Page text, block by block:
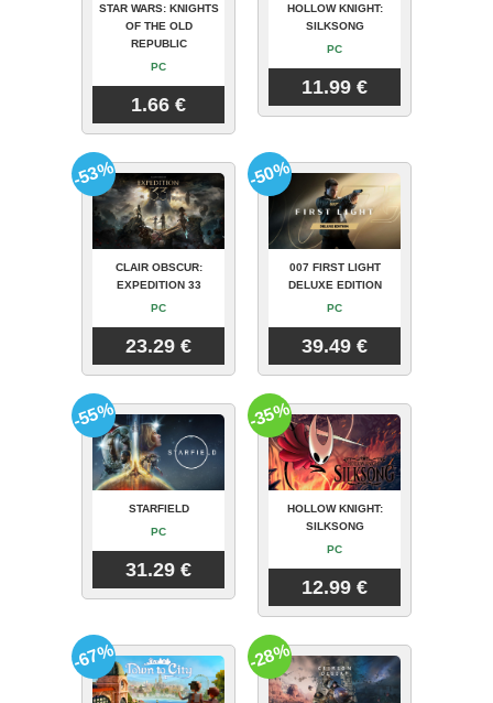
STAR WARS: KNIGHTS
OF THE OLD
REPUBLIC
PC
1.66 €
HOLLOW KNIGHT:
SILKSONG
PC
11.99 €
CLAIR OBSCUR:
EXPEDITION 33
PC
23.29 €
-53%
007 FIRST LIGHT
DELUXE EDITION
PC
39.49 €
-50%
STARFIELD
PC
31.29 €
-55%
HOLLOW KNIGHT:
SILKSONG
PC
12.99 €
-35%
-67% -28%